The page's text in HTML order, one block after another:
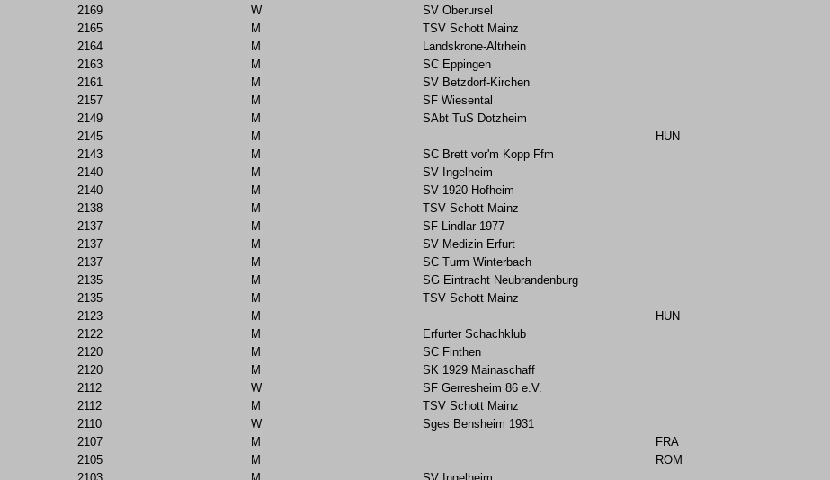
2169 W
SV Oberursel
2165 M
TSV Schott Mainz
2164 M
Landskrone-Altrhein
2163 M
SC Eppingen
2161 M
SV Betzdorf-Kirchen
2157 M
SF Wiesental
2149 M
SAbt TuS Dotzheim
2145 M
HUN
2143 M
SC Brett vor'm Kopp Ffm
2140 M
SV Ingelheim
2140 M
SV 1920 Hofheim
2138 M
TSV Schott Mainz
2137 M
SF Lindlar 1977
2137 M
SV Medizin Erfurt
2137 M
SC Turm Winterbach
2135 M
SG Eintracht Neubrandenburg
2135 M
TSV Schott Mainz
2123 M
HUN
2122 M
Erfurter Schachklub
2120 M
SC Finthen
2120 M
SK 1929 Mainaschaff
2112 W
SF Gerresheim 86 e.V.
2112 M
TSV Schott Mainz
2110 W
Sges Bensheim 1931
2107 M
FRA
2105 M
ROM